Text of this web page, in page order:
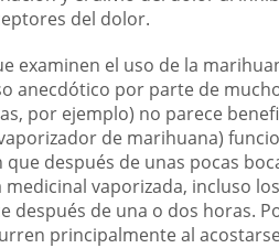
del dolor.
examinen el uso de la
anecdótico por parte de
por ejemplo) no parece
de marihuana)
después de unas pocas
vaporizada, incluso
después de una o dos horas.
principalmente al